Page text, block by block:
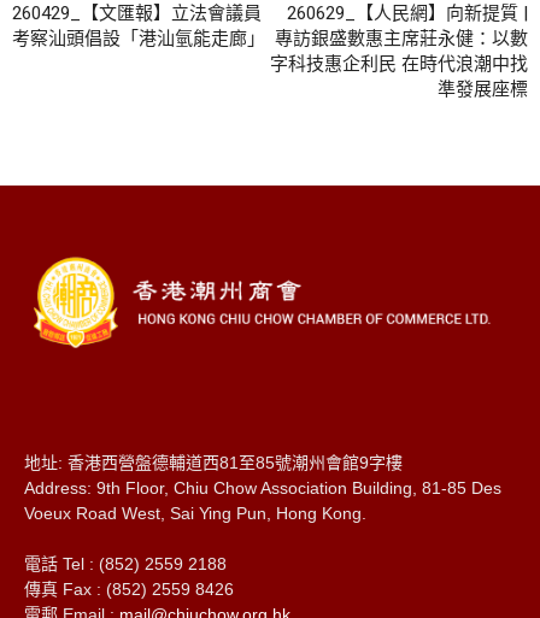
260429_【文匯報】立法會議員
考察汕頭倡設「港汕氫能走廊」
260629_【人民網】向新提質 |
專訪銀盛數惠主席莊永健：以數
字科技惠企利民 在時代浪潮中找
準發展座標
地址: 香港西營盤德輔道西81至85號潮州會館9字樓
Address: 9th Floor, Chiu Chow Association Building, 81-85 Des
Voeux Road West, Sai Ying Pun, Hong Kong.
電話 Tel : (852) 2559 2188
傳真 Fax : (852) 2559 8426